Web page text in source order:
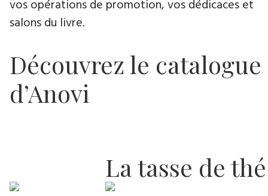
vos opérations de promotion, vos dédicaces et
salons du livre.
Découvrez le catalogue
d’Anovi
La tasse de thé